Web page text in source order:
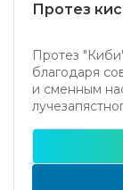
Протез
Протез
благодаря
и сменным